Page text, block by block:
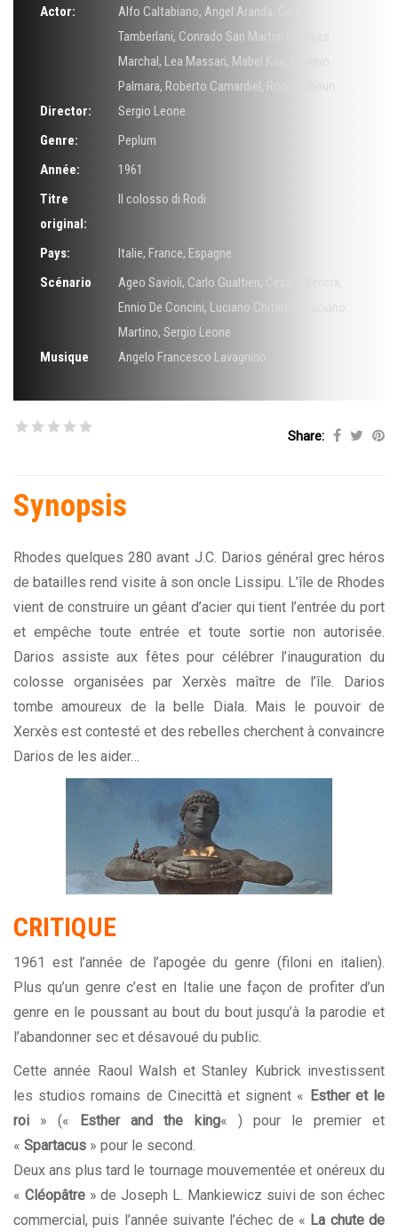
Actor: Alfo Caltabiano, Angel Aranda
Tamberlani, Conrado San Martin
Marchal, Lea Massari, Mabel Karr
Palmara, Roberto Camardiel,
Director:
Sergio Leone
Genre:
Peplum
Année:
1961
Titre
original:
Il colosso di Rodi
Pays:
Italie, France, Espagne
Scénario
Ageo Savioli, Carlo Gualtieri,
,
Ennio De Concini, Luciano Chitarrini
Luciano
Martino, Sergio Leone
Musique
Angelo Francesco Lavagnino
Share:
Synopsis
Rhodes quelques 280 avant J.C. Darios général grec héros
de batailles rend visite à son oncle Lissipu. L’île de Rhodes
vient de construire un géant d’acier qui tient l’entrée du port
et empêche toute entrée et toute sortie non autorisée.
Darios assiste aux fêtes pour célébrer l’inauguration du
colosse organisées par Xerxès maître de l’île. Darios
tombe amoureux de la belle Diala. Mais le pouvoir de
Xerxès est contesté et des rebelles cherchent à convaincre
Darios de les aider…
CRITIQUE
1961 est l’année de l’apogée du genre (filoni en italien).
Plus qu’un genre c’est en Italie une façon de profiter d’un
genre en le poussant au bout du bout jusqu’à la parodie et
l’abandonner sec et désavoué du public.
Cette année Raoul Walsh et Stanley Kubrick investissent
les studios romains de Cinecittà et signent « Esther et le
roi » (« Esther and the king« ) pour le premier et
« Spartacus » pour le second.
Deux ans plus tard le tournage mouvementée et onéreux du
« Cléopâtre» de Joseph L. Mankiewicz suivi de son échec
commercial, puis l’année suivante l’échec de « La chute de